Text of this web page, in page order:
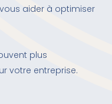
aider à optimiser
plus
votre entreprise.